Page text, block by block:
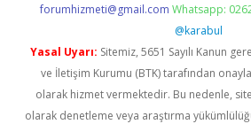
forumhizmeti@gmail.com Whatsapp:
@karabul
Yasal Uyarı: Sitemiz, 5651 Sayılı Kanun
ve İletişim Kurumu (BTK) tarafından
olarak hizmet vermektedir. Bu nedenle,
olarak denetleme veya araştırma